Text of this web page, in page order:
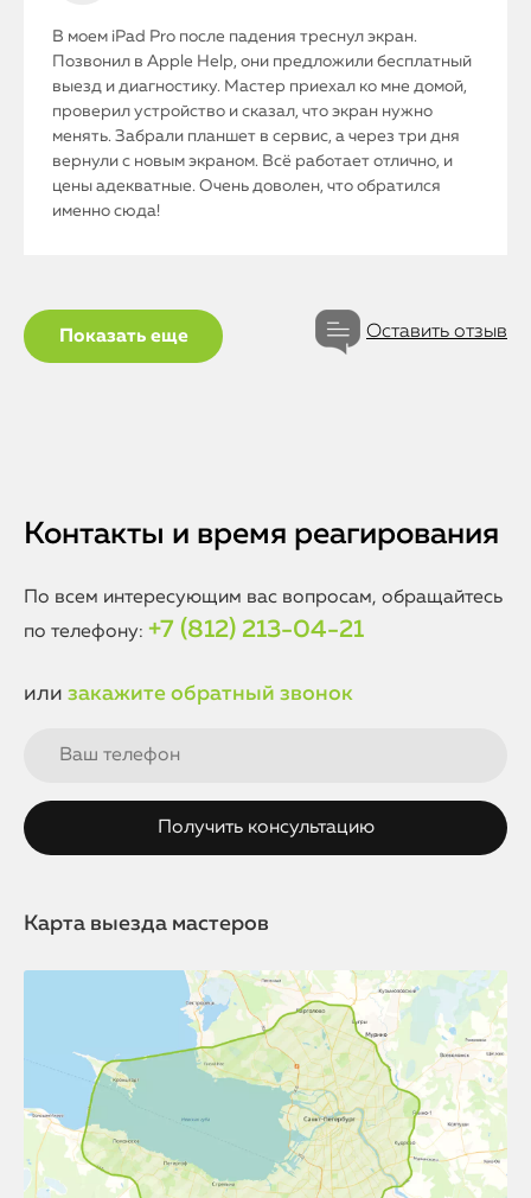
MacBook
Watch
iPad
О нас
В моем iPad Pro после падения треснул экран.
Позвонил в Apple Help, они предложили бесплатный
выезд и диагностику. Мастер приехал ко мне домой,
проверил устройство и сказал, что экран нужно
менять. Забрали планшет в сервис, а через три дня
вернули с новым экраном. Всё работает отлично, и
цены адекватные. Очень доволен, что обратился
именно сюда!
Показать еще Оставить отзыв
Контакты и время реагирования
По всем интересующим вас вопросам, обращайтесь
по телефону: +7 (812) 213-04-21
или закажите обратный звонок
Карта выезда мастеров